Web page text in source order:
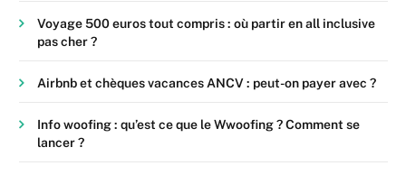
Voyage 500 euros tout compris : où partir en all inclusive
pas cher ?
Airbnb et chèques vacances ANCV : peut-on payer avec ?
Info woofing : qu’est ce que le Wwoofing ? Comment se
lancer ?